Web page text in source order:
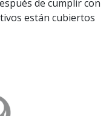
de cumplir con
están cubiertos